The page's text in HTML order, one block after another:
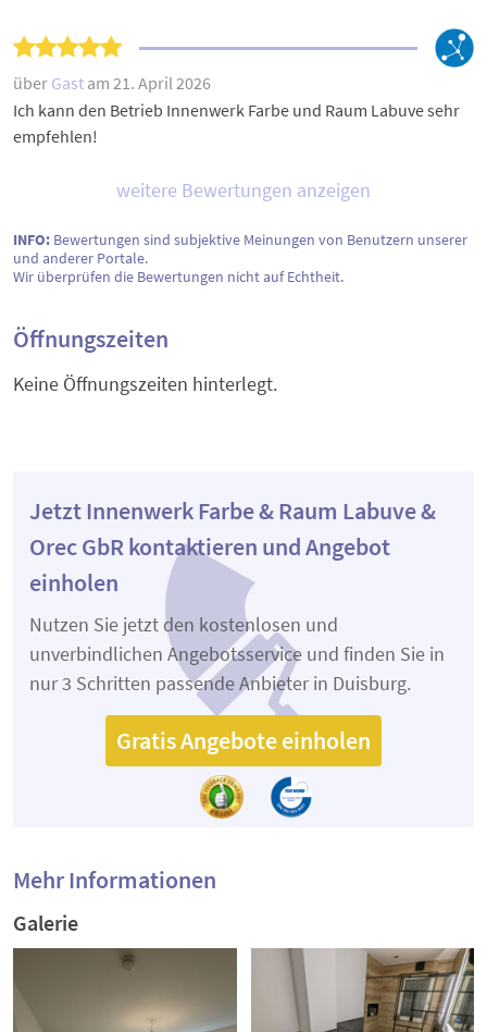
über Gast am 21. April 2026
Ich kann den Betrieb Innenwerk Farbe und Raum Labuve sehr
empfehlen!
weitere Bewertungen anzeigen
INFO: Bewertungen sind subjektive Meinungen von Benutzern unserer
und anderer Portale.
Wir überprüfen die Bewertungen nicht auf Echtheit.
Öffnungszeiten
Keine Öffnungszeiten hinterlegt.
Jetzt Innenwerk Farbe & Raum Labuve &
Orec GbR kontaktieren und Angebot
einholen
Nutzen Sie jetzt den kostenlosen und
unverbindlichen Angebotsservice und finden Sie in
nur 3 Schritten passende Anbieter in Duisburg.
Gratis Angebote einholen
Mehr Informationen
Galerie